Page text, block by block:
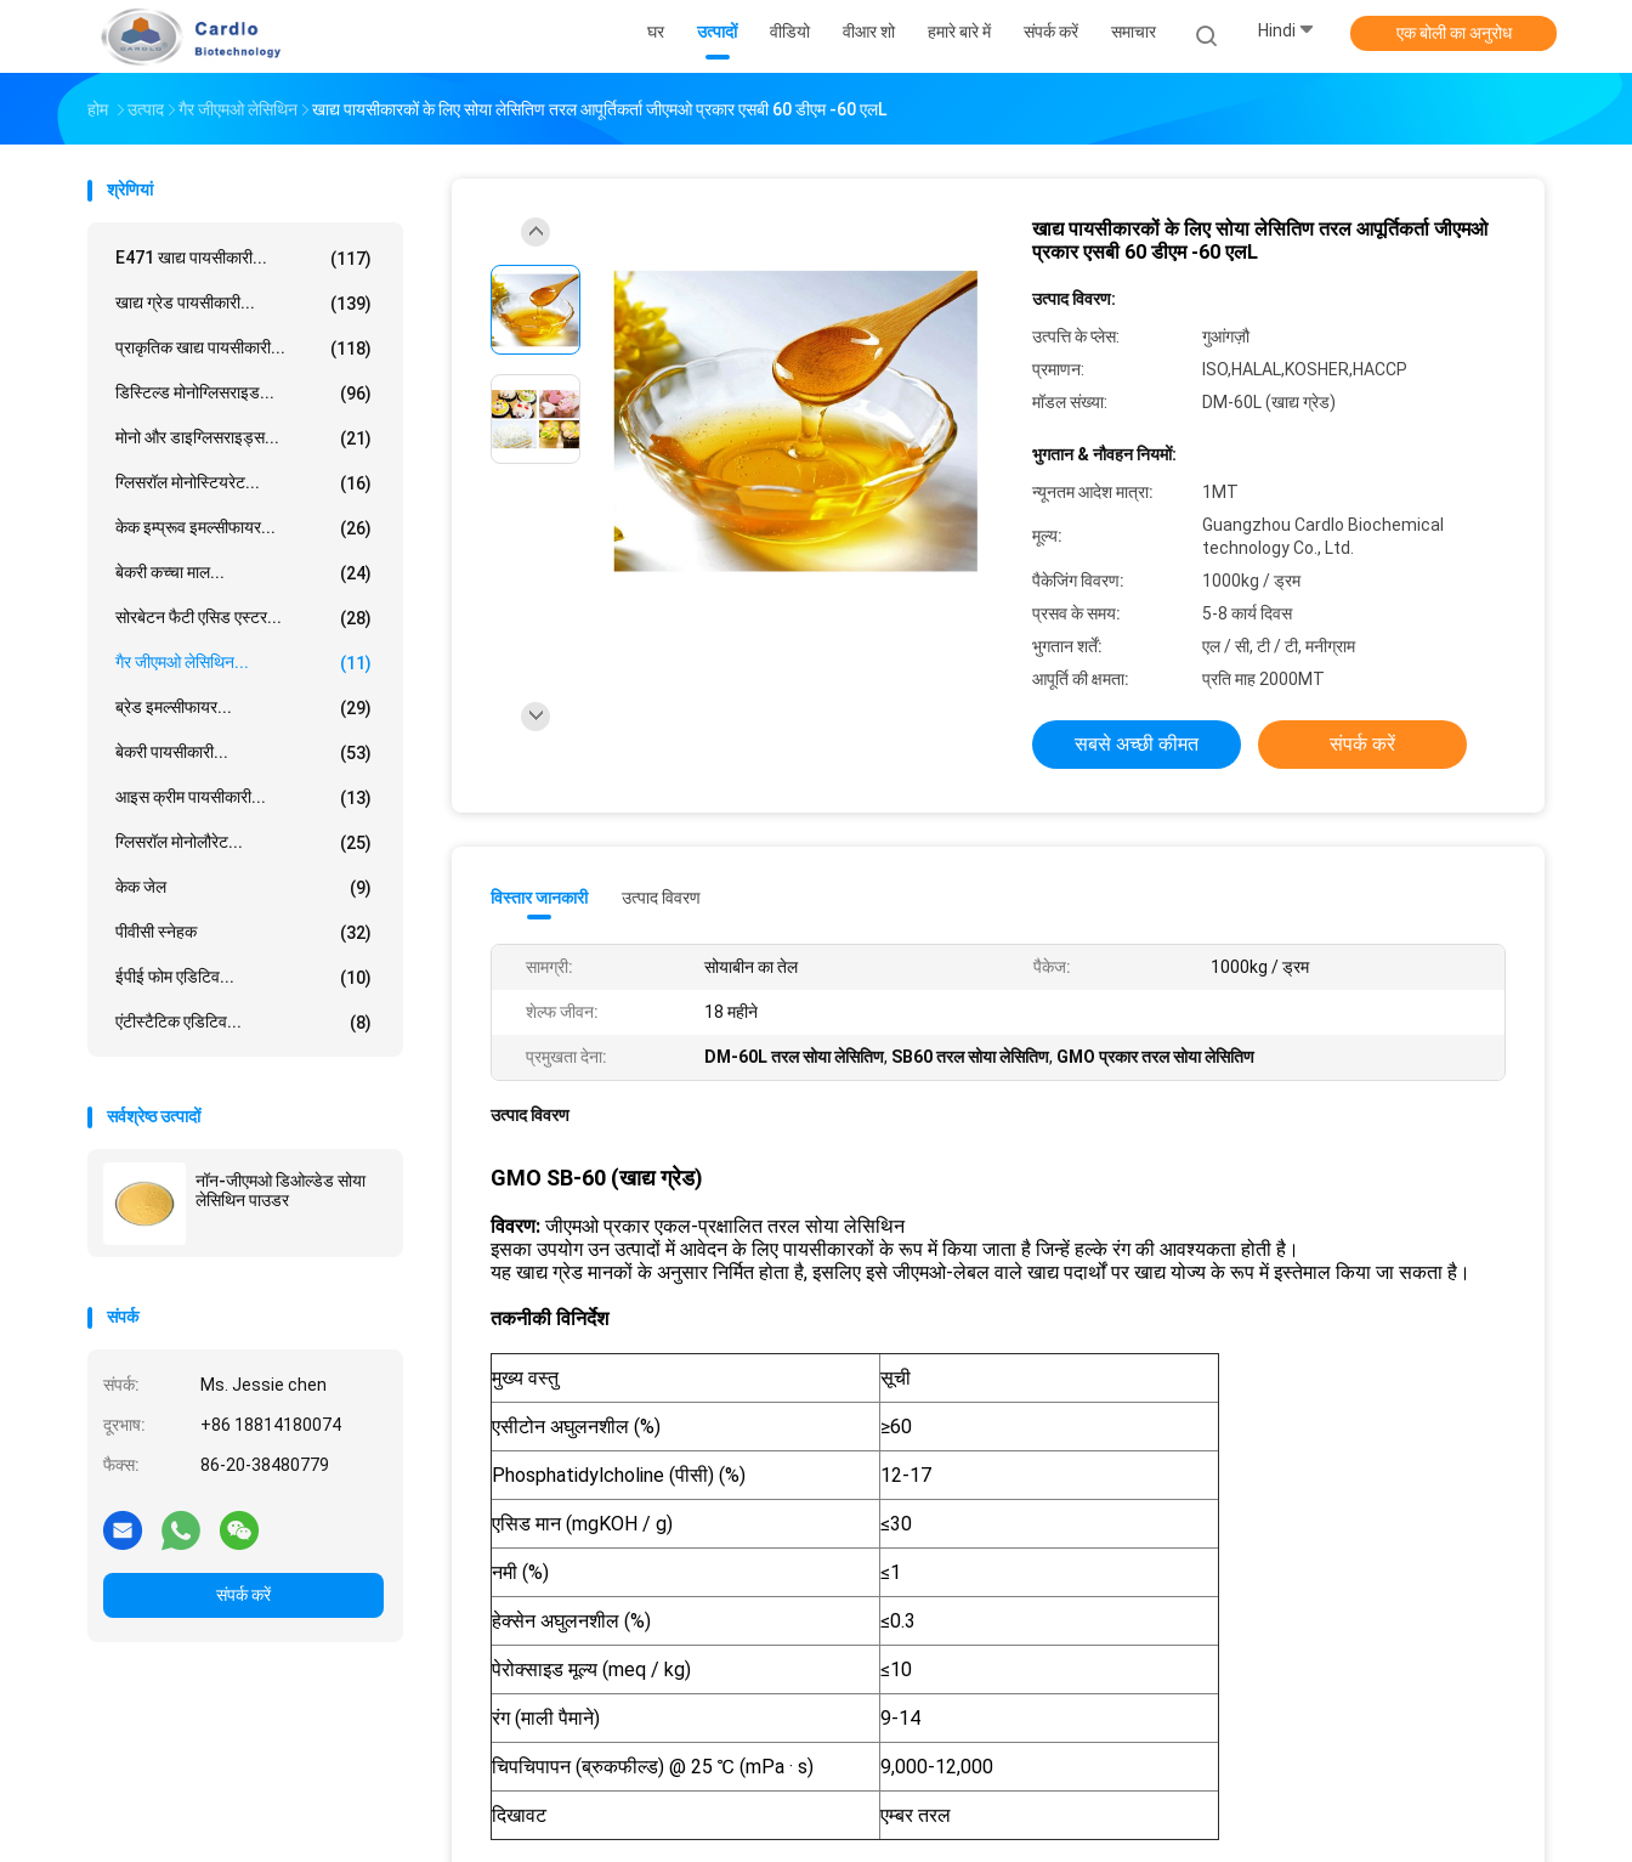
घर उत्पादों वीडियो वीआर शो हमारे बारे में संपर्क करें समाचार Hindi एक बोली का अनुरोध
होम उत्पाद गैर जीएमओ लेसिथिन खाद्य पायसीकारकों के लिए सोया लेसितिण तरल आपूर्तिकर्ता जीएमओ प्रकार एसबी 60 डीएम -60 एलL
श्रेणियां
E471 खाद्य पायसीकारी... (117)
खाद्य ग्रेड पायसीकारी... (139)
प्राकृतिक खाद्य पायसीकारी... (118)
डिस्टिल्ड मोनोग्लिसराइड... (96)
मोनो और डाइग्लिसराइड्स... (21)
ग्लिसरॉल मोनोस्टियरेट... (16)
केक इम्प्रूव इमल्सीफायर... (26)
बेकरी कच्चा माल... (24)
सोरबेटन फैटी एसिड एस्टर... (28)
गैर जीएमओ लेसिथिन... (11)
ब्रेड इमल्सीफायर... (29)
बेकरी पायसीकारी... (53)
आइस क्रीम पायसीकारी... (13)
ग्लिसरॉल मोनोलौरेट... (25)
केक जेल (9)
पीवीसी स्नेहक (32)
ईपीई फोम एडिटिव... (10)
एंटीस्टैटिक एडिटिव... (8)
सर्वश्रेष्ठ उत्पादों
नॉन-जीएमओ डिओल्डेड सोया
लेसिथिन पाउडर
संपर्क
संपर्क: Ms. Jessie chen
दूरभाष: +86 18814180074
फैक्स: 86-20-38480779
संपर्क करें
खाद्य पायसीकारकों के लिए सोया लेसितिण तरल आपूर्तिकर्ता जीएमओ
प्रकार एसबी 60 डीएम -60 एलL
उत्पाद विवरण:
उत्पत्ति के प्लेस:
गुआंगज़ौ
प्रमाणन:
ISO,HALAL,KOSHER,HACCP
मॉडल संख्या:
DM-60L (खाद्य ग्रेड)
भुगतान & नौवहन नियमों:
न्यूनतम आदेश मात्रा:
1MT
मूल्य:
Guangzhou Cardlo Biochemical
technology Co., Ltd.
पैकेजिंग विवरण:
1000kg / ड्रम
प्रसव के समय:
5-8 कार्य दिवस
भुगतान शर्तें:
एल / सी, टी / टी, मनीग्राम
आपूर्ति की क्षमता:
प्रति माह 2000MT
सबसे अच्छी कीमत संपर्क करें
विस्तार जानकारी उत्पाद विवरण
सामग्री: सोयाबीन का तेल पैकेज: 1000kg / ड्रम
शेल्फ जीवन: 18 महीने
प्रमुखता देना: DM-60L तरल सोया लेसितिण, SB60 तरल सोया लेसितिण, GMO प्रकार तरल सोया लेसितिण
उत्पाद विवरण
GMO SB-60 (खाद्य ग्रेड)
विवरण:जीएमओ प्रकार एकल-प्रक्षालित तरल सोया लेसिथिन
इसका उपयोग उन उत्पादों में आवेदन के लिए पायसीकारकों के रूप में किया जाता है जिन्हें हल्के रंग की आवश्यकता होती है।
यह खाद्य ग्रेड मानकों के अनुसार निर्मित होता है, इसलिए इसे जीएमओ-लेबल वाले खाद्य पदार्थों पर खाद्य योज्य के रूप में इस्तेमाल किया जा सकता है।
तकनीकी विनिर्देश
मुख्य वस्तु सूची
एसीटोन अघुलनशील (%) ≥60
Phosphatidylcholine (पीसी) (%) 12-17
एसिड मान (mgKOH / g) ≤30
नमी (%) ≤1
हेक्सेन अघुलनशील (%) ≤0.3
पेरोक्साइड मूल्य (meq / kg) ≤10
रंग (माली पैमाने) 9-14
चिपचिपापन (ब्रुकफील्ड) @ 25 ℃ (mPa · s) 9,000-12,000
दिखावट एम्बर तरल